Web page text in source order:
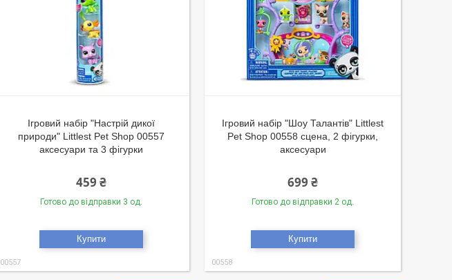
Ігровий набір "Настрій дикої
природи" Littlest Pet Shop 00557
аксесуари та 3 фігурки
459 ₴
Готово до відправки 3 од.
Купити
00557
Ігровий набір "Шоу Талантів" Littlest
Pet Shop 00558 сцена, 2 фігурки,
аксесуари
699 ₴
Готово до відправки 2 од.
Купити
00558